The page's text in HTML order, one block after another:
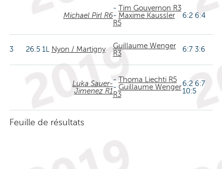
Michael Pirl R6
- Tim Gouvernon R3
- Maxime Kaussler
R5
6:2 6:4
3 26.5 1L Nyon / Martigny
Guillaume Wenger
R3
6:7 3:6
Luka Sauer-
Jimenez R1
- Thoma Liechti R5
- Guillaume Wenger
R3
6:2 6:7
10:5
Feuille de résultats